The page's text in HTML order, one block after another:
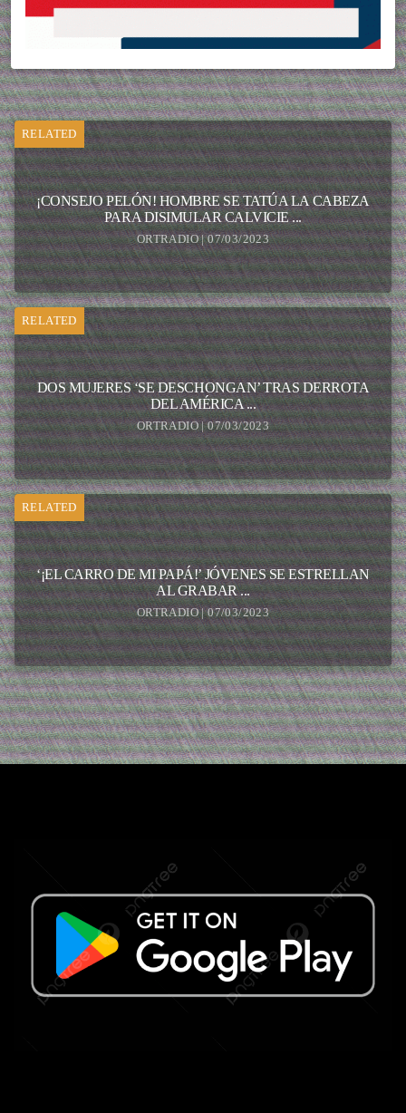
RELATED
¡CONSEJO PELÓN! HOMBRE SE TATÚA LA CABEZA
PARA DISIMULAR CALVICIE ...
ORTRADIO | 07/03/2023
RELATED
DOS MUJERES ‘SE DESCHONGAN’ TRAS DERROTA
DEL AMÉRICA ...
ORTRADIO | 07/03/2023
RELATED
‘¡EL CARRO DE MI PAPÁ!’ JÓVENES SE ESTRELLAN
AL GRABAR ...
ORTRADIO | 07/03/2023